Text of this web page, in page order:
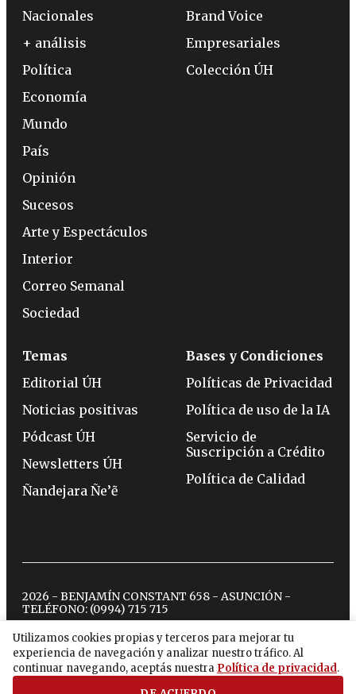
Utilizamos cookies propias y terceros para mejorar tu
experiencia de navegación y analizar nuestro tráfico. Al
continuar navegando, aceptás nuestra Política de privacidad.
Nacionales
+ análisis
Política
Economía
Mundo
País
Opinión
Sucesos
Arte y Espectáculos
Interior
Correo Semanal
Sociedad
Brand Voice
Empresariales
Colección ÚH
Temas
Editorial ÚH
Noticias positivas
Pódcast ÚH
Newsletters ÚH
Ñandejara Ñe’ẽ
Bases y Condiciones
Políticas de Privacidad
Política de uso de la IA
Servicio de
Suscripción a Crédito
Política de Calidad
2026 - BENJAMÍN CONSTANT 658 - ASUNCIÓN -
TELÉFONO: (0994) 715 715
twitterinstagram
facebook
tiktokyoutubespotify